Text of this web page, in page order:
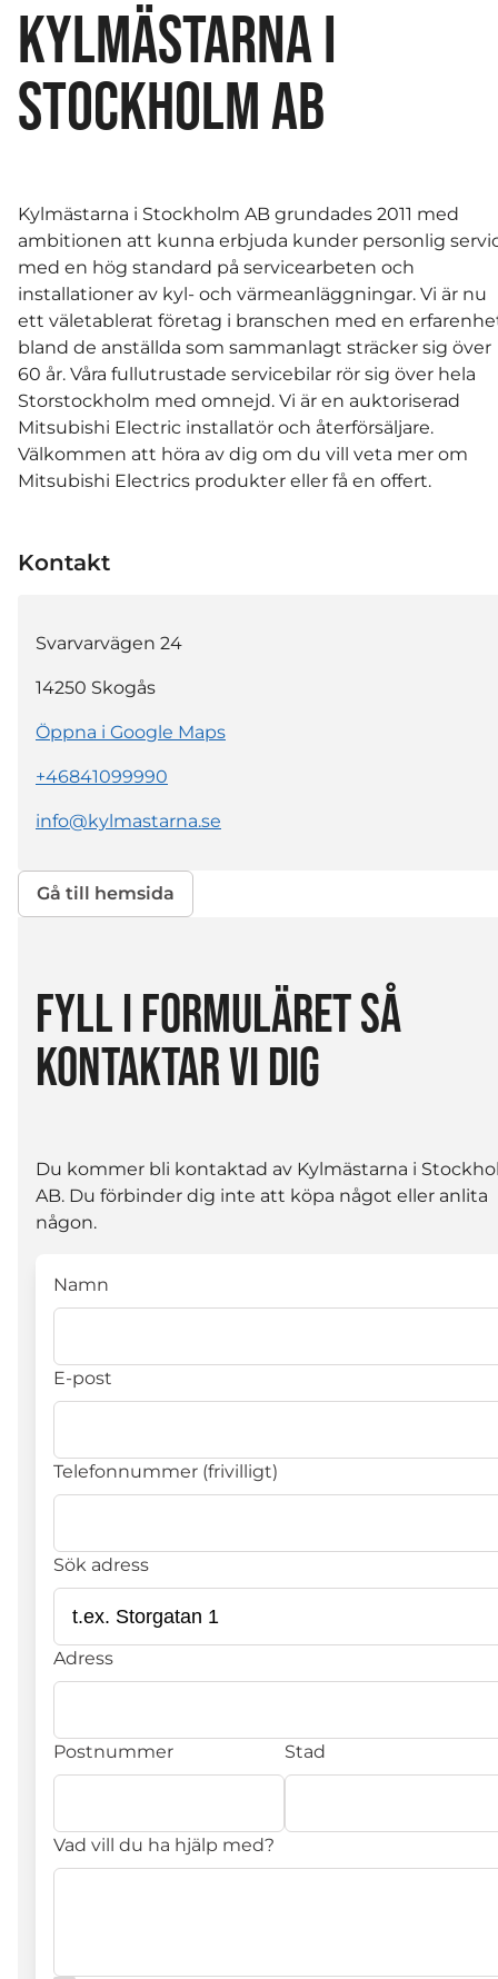
KYLMÄSTARNA I
STOCKHOLM AB
Kylmästarna i Stockholm AB grundades 2011 med
ambitionen att kunna erbjuda kunder personlig
med en hög standard på servicearbeten och
installationer av kyl- och värmeanläggningar. Vi är nu
ett väletablerat företag i branschen med en
bland de anställda som sammanlagt sträcker sig över
60 år. Våra fullutrustade servicebilar rör sig över hela
Storstockholm med omnejd. Vi är en auktoriserad
Mitsubishi Electric installatör och återförsäljare.
Välkommen att höra av dig om du vill veta mer om
Mitsubishi Electrics produkter eller få en offert.
Kontakt
Svarvarvägen 24
14250 Skogås
Öppna i Google Maps
+46841099990
info@kylmastarna.se
Gå till hemsida
FYLL I FORMULÄRET SÅ
KONTAKTAR VI DIG
Du kommer bli kontaktad av Kylmästarna i
AB. Du förbinder dig inte att köpa något eller anlita
någon.
Namn
E-post
Telefonnummer (frivilligt)
Sök adress
Adress
Postnummer Stad
Vad vill du ha hjälp med?